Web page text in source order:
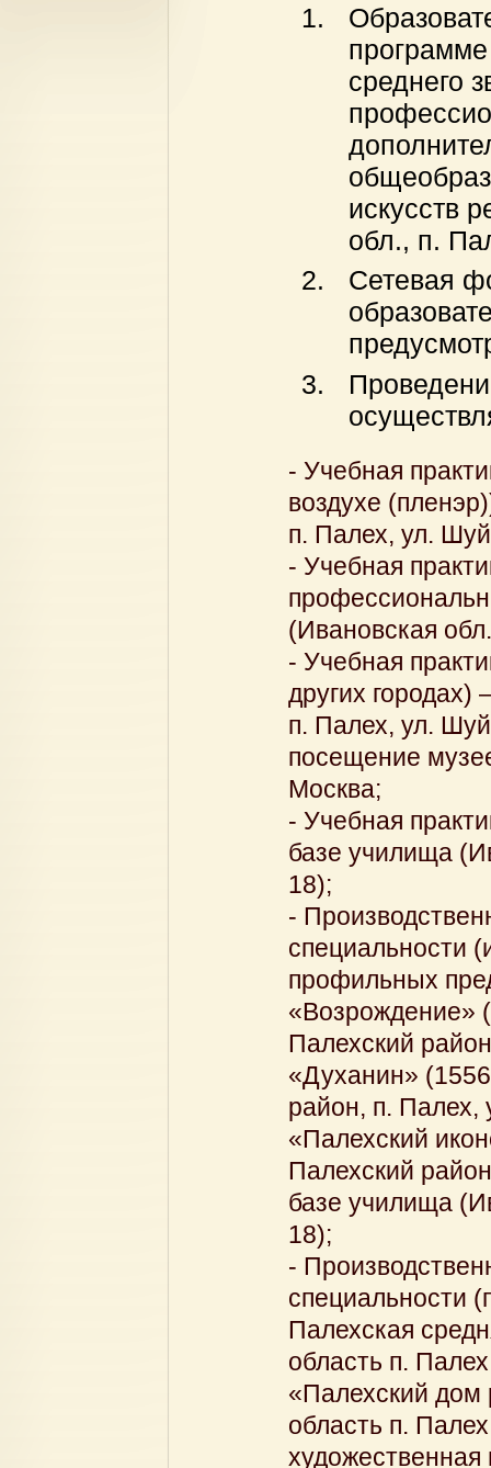
программе
среднего
искусств
обл., п.
Сетевая
- Учебная
воздухе
п. Палех, ул.
- Учебная
(Ивановская
- Учебная
других
п. Палех, ул.
посещение
Москва;
- Учебная
базе училища
18);
-
специальности
профильных
«Возрождение»
Палехский
«Духанин»
район, п. Палех,
«Палехский
Палехский
базе училища
18);
-
специальности
Палехская
область п.
«Палехский дом
область п.